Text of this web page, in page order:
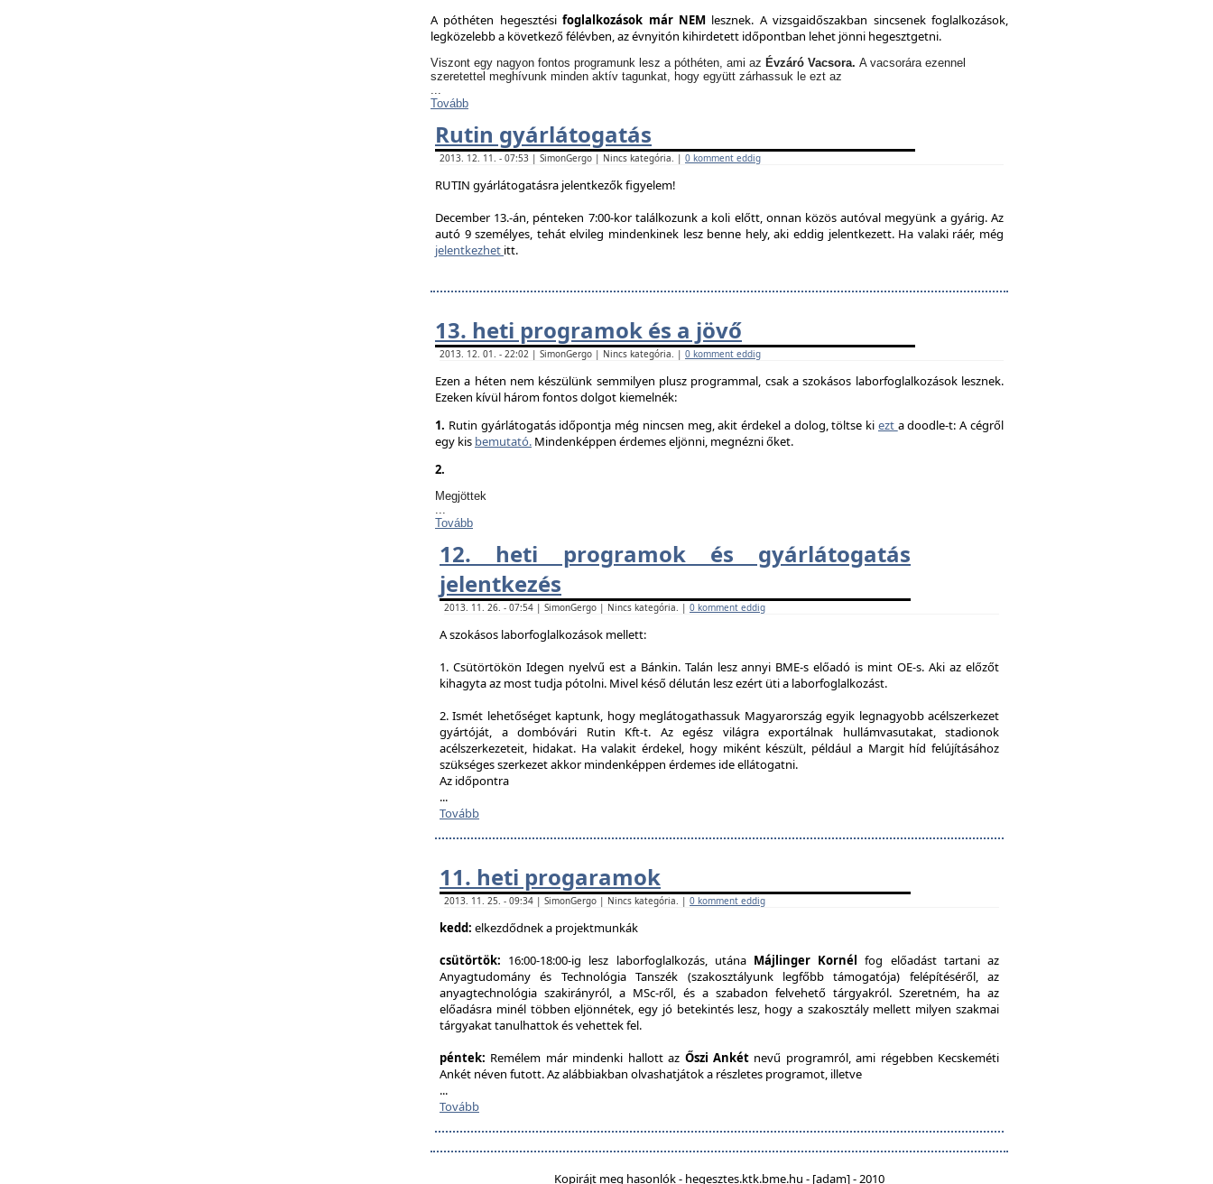
A póthéten hegesztésifoglalkozások már NEM lesznek. A vizsgaidőszakban sincsenek foglalkozások,
legközelebb a következő félévben, az évnyitón kihirdetett időpontban lehet jönni hegesztgetni.
Viszont egy nagyon fontos programunk lesz a póthéten, ami az Évzáró Vacsora. A vacsorára ezennel
szeretettel meghívunk minden aktív tagunkat, hogy együtt zárhassuk le ezt az
...
Tovább
Rutin gyárlátogatás
2013. 12. 11. - 07:53 | SimonGergo | Nincs kategória. | 0 komment eddig
RUTIN gyárlátogatásra jelentkezők figyelem!
December 13.-án, pénteken 7:00-kor találkozunk a koli előtt, onnan közös autóval megyünk a gyárig. Az
autó 9 személyes, tehát elvileg mindenkinek lesz benne hely, aki eddig jelentkezett. Ha valaki ráér, még
jelentkezhet itt.
13. heti programok és a jövő
2013. 12. 01. - 22:02 | SimonGergo | Nincs kategória. | 0 komment eddig
Ezen a héten nem készülünk semmilyen plusz programmal, csak a szokásos laborfoglalkozások lesznek.
Ezeken kívül három fontos dolgot kiemelnék:
1. Rutin gyárlátogatás időpontja még nincsen meg, akit érdekel a dolog, töltse ki ezt a doodle-t: A cégről
egy kis bemutató. Mindenképpen érdemes eljönni, megnézni őket.
2.
Megjöttek
...
Tovább
12. heti programok és gyárlátogatás
jelentkezés
2013. 11. 26. - 07:54 | SimonGergo | Nincs kategória. | 0 komment eddig
A szokásos laborfoglalkozások mellett:
1. Csütörtökön Idegen nyelvű est a Bánkin. Talán lesz annyi BME-s előadó is mint OE-s. Aki az előzőt
kihagyta az most tudja pótolni. Mivel késő délután lesz ezért üti a laborfoglalkozást.
2. Ismét lehetőséget kaptunk, hogy meglátogathassuk Magyarország egyik legnagyobb acélszerkezet
gyártóját, a dombóvári Rutin Kft-t. Az egész világra exportálnak hullámvasutakat, stadionok
acélszerkezeteit, hidakat. Ha valakit érdekel, hogy miként készült, például a Margit híd felújításához
szükséges szerkezet akkor mindenképpen érdemes ide ellátogatni.
Az időpontra
...
Tovább
11. heti progaramok
2013. 11. 25. - 09:34 | SimonGergo | Nincs kategória. | 0 komment eddig
kedd: elkezdődnek a projektmunkák
csütörtök: 16:00-18:00-ig lesz laborfoglalkozás, utána Májlinger Kornél fog előadást tartani az
Anyagtudomány és Technológia Tanszék (szakosztályunk legfőbb támogatója) felépítéséről, az
anyagtechnológia szakirányról, a MSc-ről, és a szabadon felvehető tárgyakról. Szeretném, ha az
előadásra minél többen eljönnétek, egy jó betekintés lesz, hogy a szakosztály mellett milyen szakmai
tárgyakat tanulhattok és vehettek fel.
péntek: Remélem már mindenki hallott az Őszi Ankétnevű programról, ami régebben Kecskeméti
Ankét néven futott. Az alábbiakban olvashatjátok a részletes programot, illetve
...
Tovább
Kopirájt meg hasonlók - hegesztes.ktk.bme.hu - [adam] - 2010